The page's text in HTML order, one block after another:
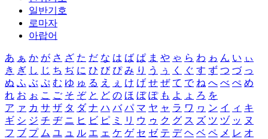
일반기호
로마자
아랍어
あ ぁ か が さ ざ た だ な は ば ぱ ま や ゃ ら わ ゎ ん い ぃ
き ぎ し じ ち ぢ に ひ び ぴ み り う ぅ く ぐ す ず つ づ っ
ぬ ふ ぶ ぷ む ゆ ゅ る え ぇ け げ せ ぜ て で ね へ べ ぺ め
れ お ぉ こ ご そ ぞ と ど の ほ ぼ ぽ も よ ょ ろ を
ア ァ カ サ ザ タ ダ ナ ハ バ パ マ ヤ ャ ラ ワ ヮ ン イ ィ キ
ギ シ ジ チ ヂ ニ ヒ ビ ピ ミ リ ウ ゥ ク グ ス ズ ツ ヅ ッ ヌ
フ ブ プ ム ユ ュ ル エ ェ ケ ゲ セ ゼ テ デ ヘ ベ ペ メ レ オ